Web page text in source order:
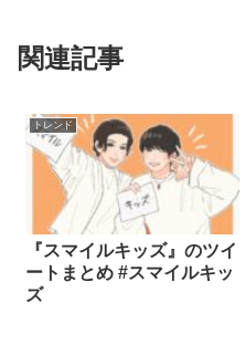
関連記事
トレンド
『スマイルキッズ』のツイ
ートまとめ #スマイルキッ
ズ